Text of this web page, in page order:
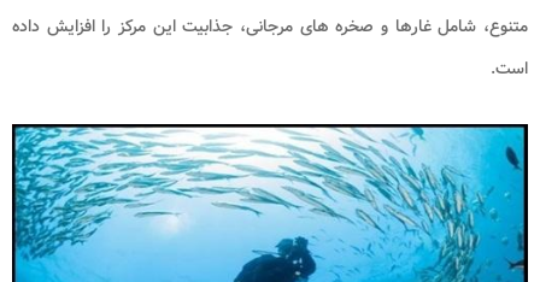
متنوع، شامل غارها و صخره های مرجانی، جذابیت این مرکز را افزایش داده
است.